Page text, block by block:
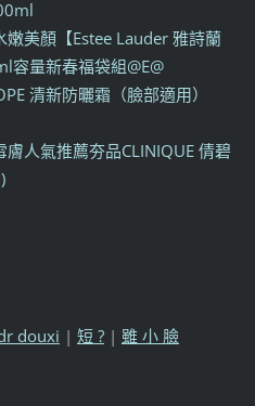
美顏【Estee Lauder 雅詩蘭
量新春福袋組@E@
清新防曬霜（臉部適用）
人氣推薦夯品CLINIQUE 倩碧
douxi | 短 ? | 雖 小 臉